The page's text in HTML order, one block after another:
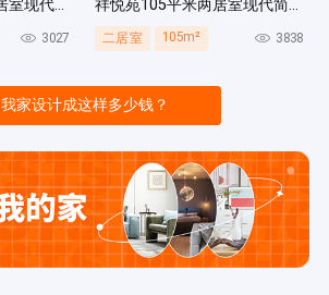
海域香庭120平米三居室现代简约风装修案例
3027
祥悦苑105平米两居室现代简约风装修案例
二居室 105m² 3838
我家设计成这样多少钱？